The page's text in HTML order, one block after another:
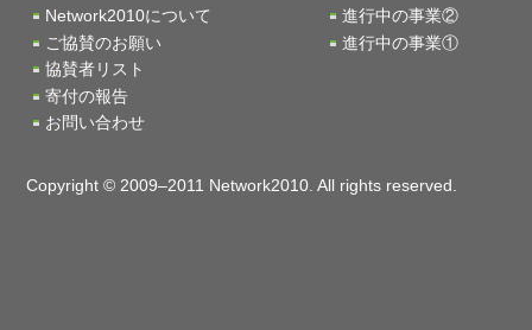
Network2010について
ご協賛のお願い
協賛者リスト
寄付の報告
お問い合わせ
進行中の事業②
進行中の事業①
Copyright © 2009–2011 Network2010. All rights reserved.